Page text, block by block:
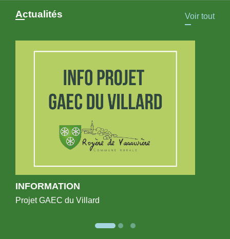
Actualités Voir tout
INFORMATION
Projet GAEC du Villard